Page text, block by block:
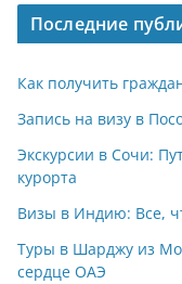
Последние
Как получить
Запись на визу в
Экскурсии в Сочи:
курорта
Визы в Индию: Все,
Туры в Шарджу из
сердце ОАЭ